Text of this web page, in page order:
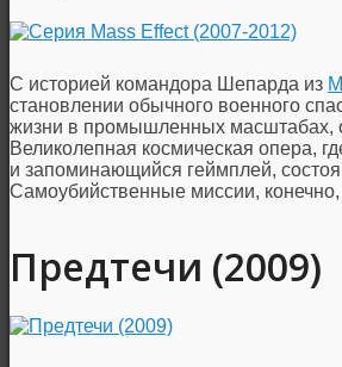
С историей командора Шепарда из
становлении обычного военного
жизни в промышленных масштабах,
Великолепная космическая опера,
и запоминающийся геймплей,
Самоубийственные миссии, конечно,
Предтечи (2009)